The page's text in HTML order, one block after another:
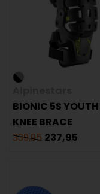
BIONIC 5S YOUTH
KNEE BRACE
339,95 237,95